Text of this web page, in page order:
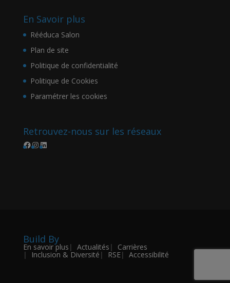
En Savoir plus
Rééduca Salon
Plan de site
Politique de confidentialité
Politique de Cookies
Paramétrer les cookies
Retrouvez-nous sur les réseaux
Facebook
Instagram
LinkedIn
Build By
En savoir plus Actualités Carrières
Inclusion & Diversité RSE Accessibilité